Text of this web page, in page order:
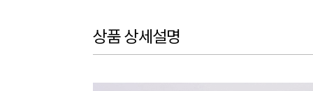
상품 상세설명